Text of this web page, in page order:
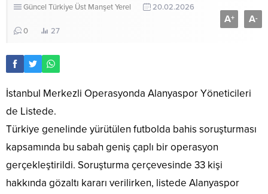
Güncel Türkiye Üst ManşetYerel 20.02.2026
0 27
A+ A-
İstanbul Merkezli Operasyonda Alanyaspor Yöneticileri
de Listede.
Türkiye genelinde yürütülen futbolda bahis soruşturması
kapsamında bu sabah geniş çaplı bir operasyon
gerçekleştirildi. Soruşturma çerçevesinde 33 kişi
hakkında gözaltı kararı verilirken, listede Alanyaspor